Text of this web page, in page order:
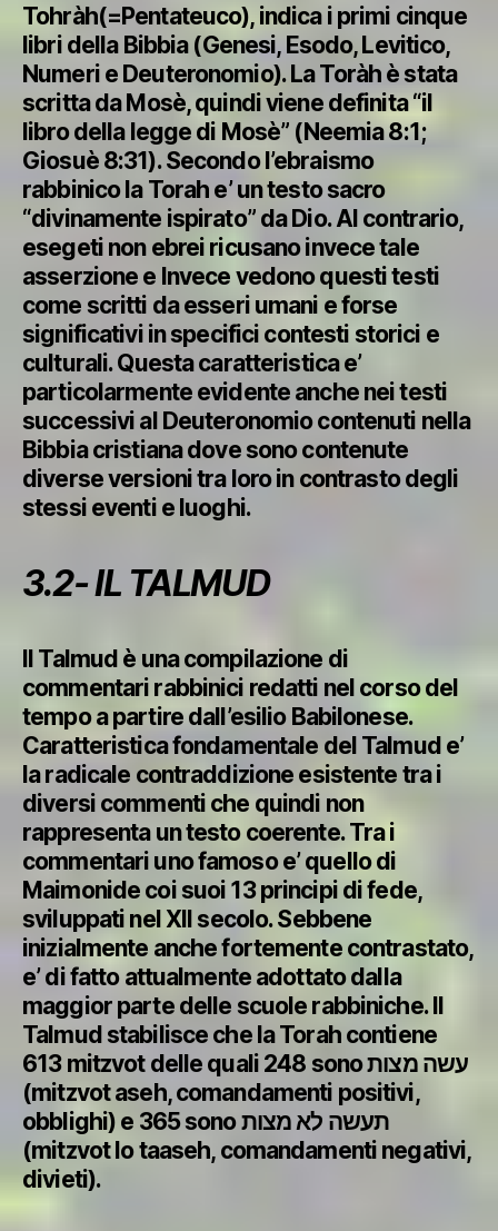
Tohràh(=Pentateuco), indica i primi cinque
libri della Bibbia (Genesi, Esodo, Levitico,
Numeri e Deuteronomio). La Toràh è stata
scritta da Mosè, quindi viene definita “il
libro della legge di Mosè” (Neemia 8:1;
Giosuè 8:31). Secondo l’ebraismo
rabbinico la Torah e’ un testo sacro
“divinamente ispirato” da Dio. Al contrario,
esegeti non ebrei ricusano invece tale
asserzione e Invece vedono questi testi
come scritti da esseri umani e forse
significativi in specifici contesti storici e
culturali. Questa caratteristica e’
particolarmente evidente anche nei testi
successivi al Deuteronomio contenuti nella
Bibbia cristiana dove sono contenute
diverse versioni tra loro in contrasto degli
stessi eventi e luoghi.
3.2- IL TALMUD
Il Talmud è una compilazione di
commentari rabbinici redatti nel corso del
tempo a partire dall’esilio Babilonese.
Caratteristica fondamentale del Talmud e’
la radicale contraddizione esistente tra i
diversi commenti che quindi non
rappresenta un testo coerente. Tra i
commentari uno famoso e’ quello di
Maimonide coi suoi 13 principi di fede,
sviluppati nel XII secolo. Sebbene
inizialmente anche fortemente contrastato,
e’ di fatto attualmente adottato dalla
maggior parte delle scuole rabbiniche. Il
Talmud stabilisce che la Torah contiene
613 mitzvot delle quali 248 sono עשה מצות
(mitzvot aseh, comandamenti positivi,
obblighi) e 365 sono תעשה לא מצות
(mitzvot lo taaseh, comandamenti negativi,
divieti).